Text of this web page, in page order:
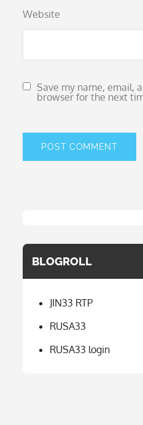
Website
Save my name, email,
browser for the next
BLOGROLL
JIN33 RTP
RUSA33
RUSA33 login